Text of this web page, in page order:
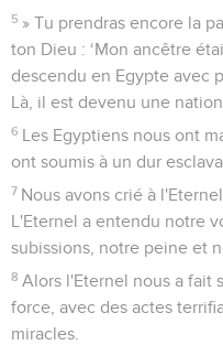
5 » Tu prendras encore la
ton Dieu : ‘Mon ancêtre
descendu en Egypte avec
Là, il est devenu une
6 Les Egyptiens nous ont
ont soumis à un dur
7 Nous avons crié à
L'Eternel a entendu notre
subissions, notre peine et
8 Alors l'Eternel nous a fait
force, avec des actes
miracles.